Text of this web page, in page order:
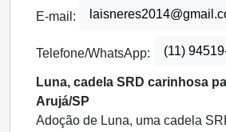
E-mail:
Telefone/WhatsApp: (11)
Luna, cadela SRD carinhosa
Arujá/SP
Adoção de Luna, uma cadela